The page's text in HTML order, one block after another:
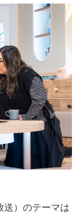
送）のテーマは